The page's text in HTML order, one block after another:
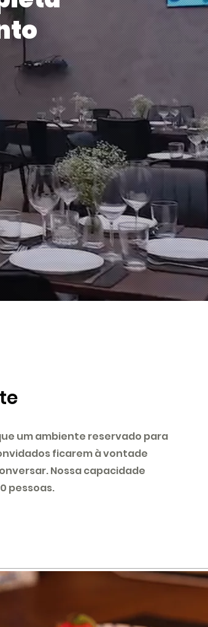
um ambiente reservado para
ficarem à vontade
Nossa capacidade
pessoas.